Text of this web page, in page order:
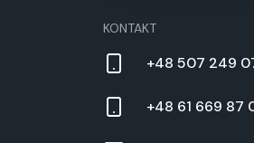
KONTAKT
+48 507 249
+48 61 669 87